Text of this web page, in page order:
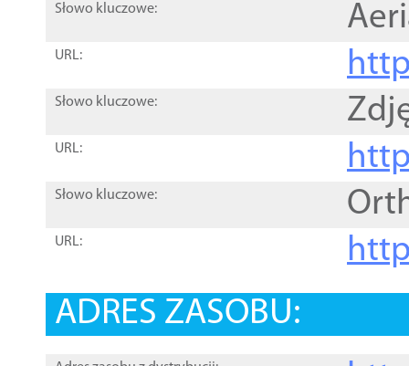
Słowo kluczowe:
URL:
Słowo kluczowe:
URL:
Słowo kluczowe:
URL:
ADRES ZASOBU: